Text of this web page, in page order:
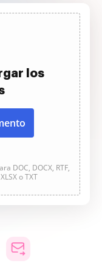
los
DOC, DOCX, RTF,
o TXT